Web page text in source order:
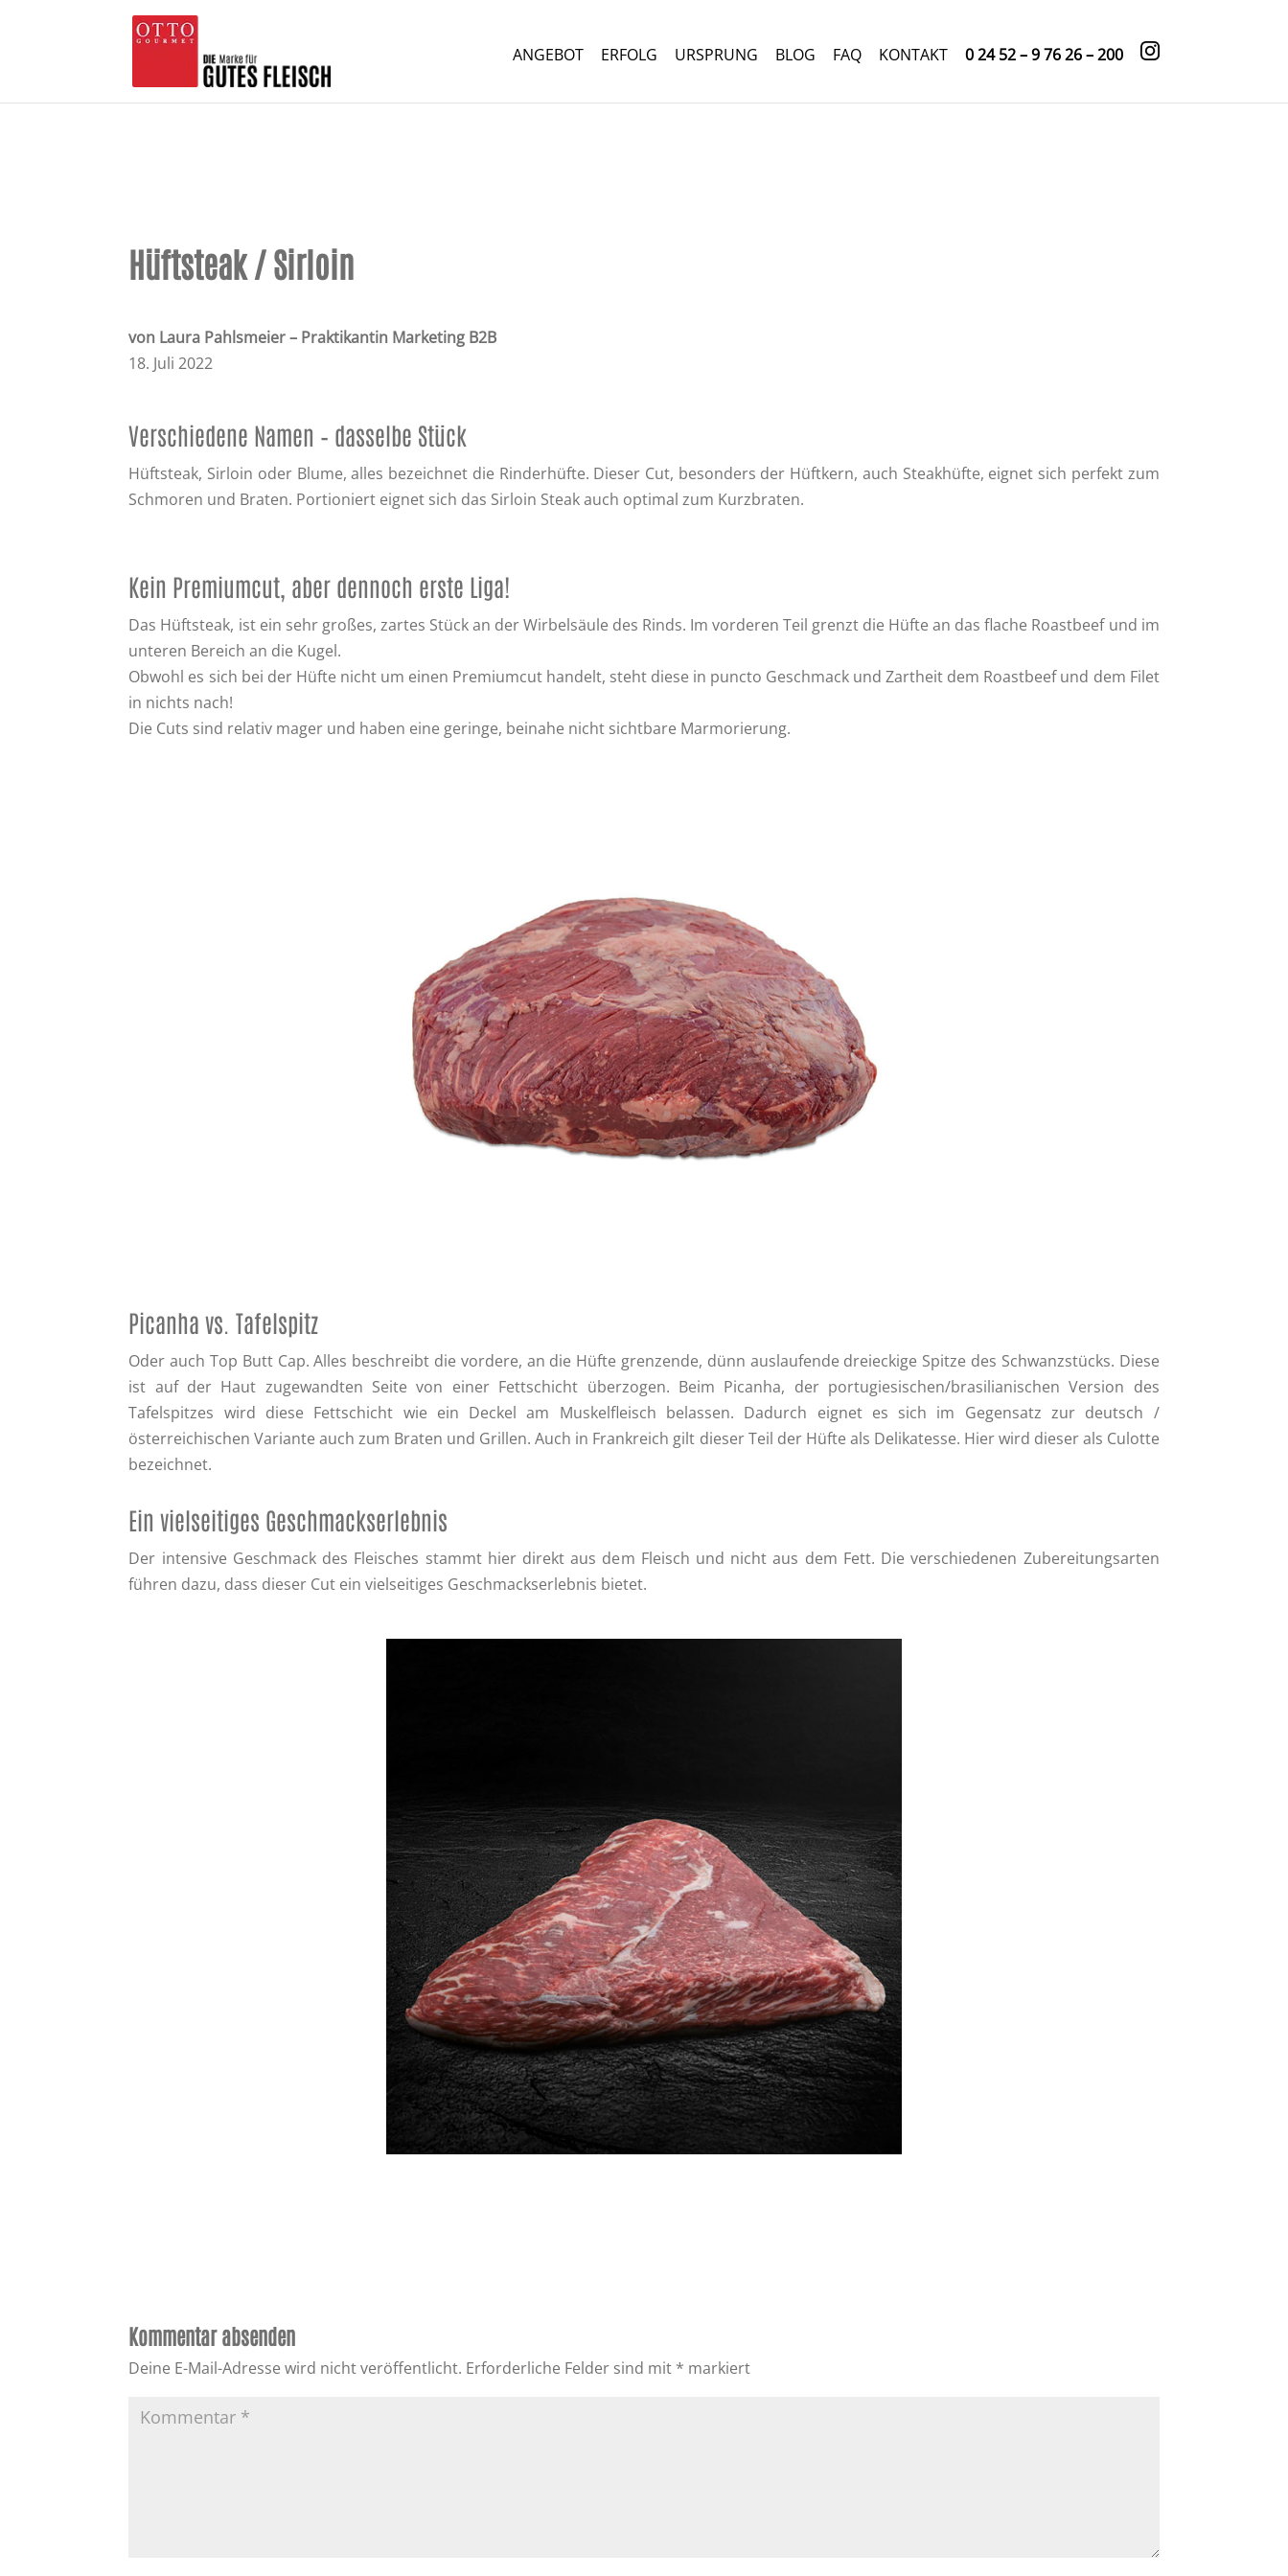
ANGEBOT ERFOLG URSPRUNG BLOG FAQ KONTAKT 0 24 52 – 9 76 26 – 200
Hüftsteak / Sirloin
von Laura Pahlsmeier – Praktikantin Marketing B2B
18. Juli 2022
Verschiedene Namen – dasselbe Stück
Hüftsteak, Sirloin oder Blume, alles bezeichnet die Rinderhüfte. Dieser Cut, besonders der Hüftkern, auch Steakhüfte, eignet sich perfekt zum
Schmoren und Braten. Portioniert eignet sich das Sirloin Steak auch optimal zum Kurzbraten.
Kein Premiumcut, aber dennoch erste Liga!
Das Hüftsteak, ist ein sehr großes, zartes Stück an der Wirbelsäule des Rinds. Im vorderen Teil grenzt die Hüfte an das flache Roastbeef und im
unteren Bereich an die Kugel.
Obwohl es sich bei der Hüfte nicht um einen Premiumcut handelt, steht diese in puncto Geschmack und Zartheit dem Roastbeef und dem Filet
in nichts nach!
Die Cuts sind relativ mager und haben eine geringe, beinahe nicht sichtbare Marmorierung.
Picanha vs. Tafelspitz
Oder auch Top Butt Cap. Alles beschreibt die vordere, an die Hüfte grenzende, dünn auslaufende dreieckige Spitze des Schwanzstücks. Diese
ist auf der Haut zugewandten Seite von einer Fettschicht überzogen. Beim Picanha, der portugiesischen/brasilianischen Version des
Tafelspitzes wird diese Fettschicht wie ein Deckel am Muskelfleisch belassen. Dadurch eignet es sich im Gegensatz zur deutsch /
österreichischen Variante auch zum Braten und Grillen. Auch in Frankreich gilt dieser Teil der Hüfte als Delikatesse. Hier wird dieser als Culotte
bezeichnet.
Ein vielseitiges Geschmackserlebnis
Der intensive Geschmack des Fleisches stammt hier direkt aus dem Fleisch und nicht aus dem Fett. Die verschiedenen Zubereitungsarten
führen dazu, dass dieser Cut ein vielseitiges Geschmackserlebnis bietet.
Kommentar absenden
Deine E-Mail-Adresse wird nicht veröffentlicht. Erforderliche Felder sind mit * markiert